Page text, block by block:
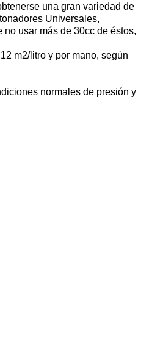
una gran variedad de
Universales,
usar más de 30cc de éstos,
m2/litro y por mano, según
normales de presión y